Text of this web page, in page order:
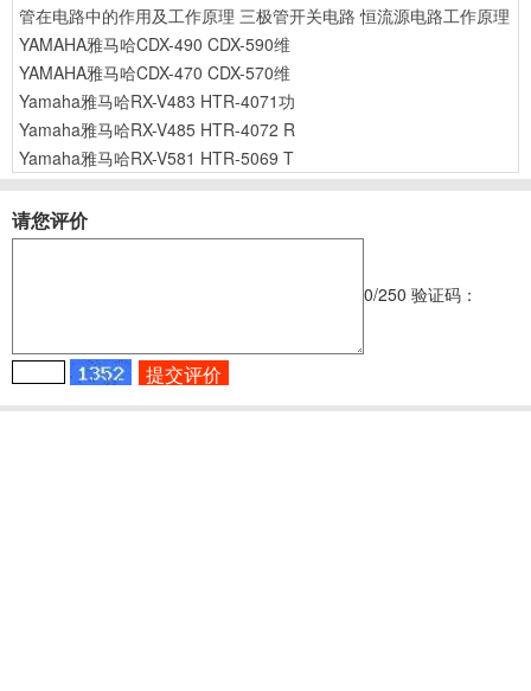
管在电路中的作用及工作原理 三极管开关电路 恒流源电路工作原理
YAMAHA雅马哈CDX-490 CDX-590维
YAMAHA雅马哈CDX-470 CDX-570维
Yamaha雅马哈RX-V483 HTR-4071功
Yamaha雅马哈RX-V485 HTR-4072 R
Yamaha雅马哈RX-V581 HTR-5069 T
请您评价
0/250 验证码：